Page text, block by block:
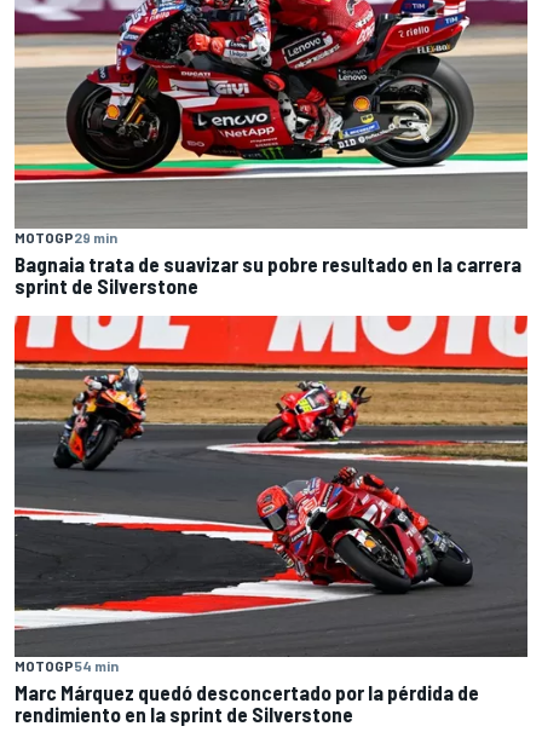
MOTOGP29 min
Bagnaia trata de suavizar su pobre resultado en la carrera
sprint de Silverstone
MOTOGP54 min
Marc Márquez quedó desconcertado por la pérdida de
rendimiento en la sprint de Silverstone